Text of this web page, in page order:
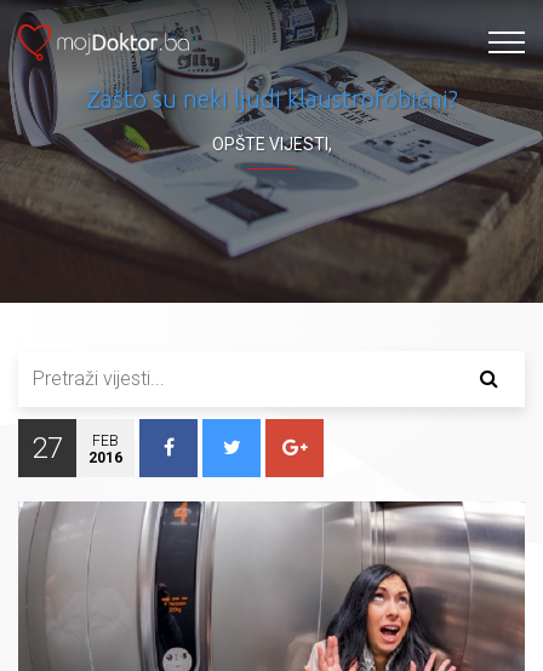
Zašto su neki ljudi klaustrofobični?
OPŠTE VIJESTI,
27
FEB
2016